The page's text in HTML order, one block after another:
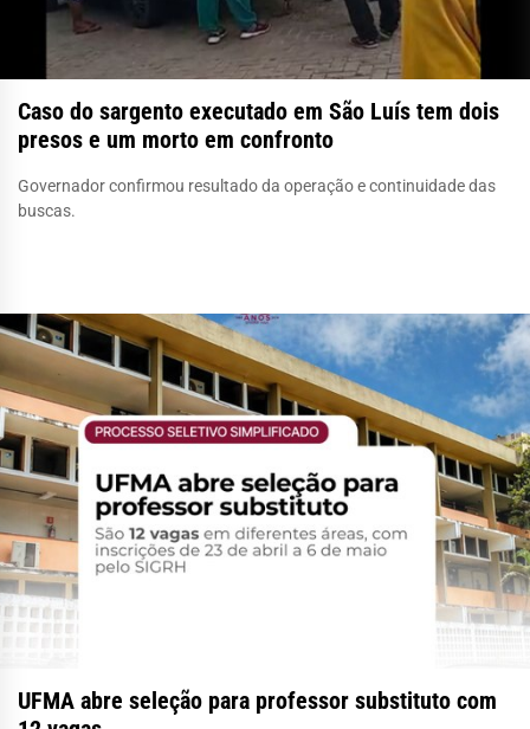
Caso do sargento executado em São Luís tem dois
presos e um morto em confronto
Governador confirmou resultado da operação e continuidade das
buscas.
UFMA abre seleção para professor substituto com